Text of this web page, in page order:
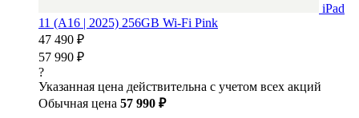
iPad
11 (A16 | 2025) 256GB Wi-Fi Pink
47 490 ₽
57 990 ₽
?
Указанная цена действительна с учетом всех акций
Обычная цена 57 990 ₽